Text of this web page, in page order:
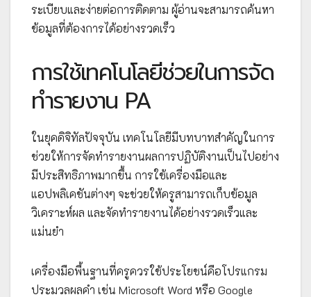
ระเบียบและง่ายต่อการติดตาม ผู้อ่านจะสามารถค้นหา
ข้อมูลที่ต้องการได้อย่างรวดเร็ว
การใช้เทคโนโลยีช่วยในการจัด
ทำรายงาน PA
ในยุคดิจิทัลปัจจุบัน เทคโนโลยีมีบทบาทสำคัญในการ
ช่วยให้การจัดทำรายงานผลการปฏิบัติงานเป็นไปอย่าง
มีประสิทธิภาพมากขึ้น การใช้เครื่องมือและ
แอปพลิเคชันต่างๆ จะช่วยให้ครูสามารถเก็บข้อมูล
วิเคราะห์ผล และจัดทำรายงานได้อย่างรวดเร็วและ
แม่นยำ
เครื่องมือพื้นฐานที่ครูควรใช้ประโยชน์คือโปรแกรม
ประมวลผลคำ เช่น Microsoft Word หรือ Google